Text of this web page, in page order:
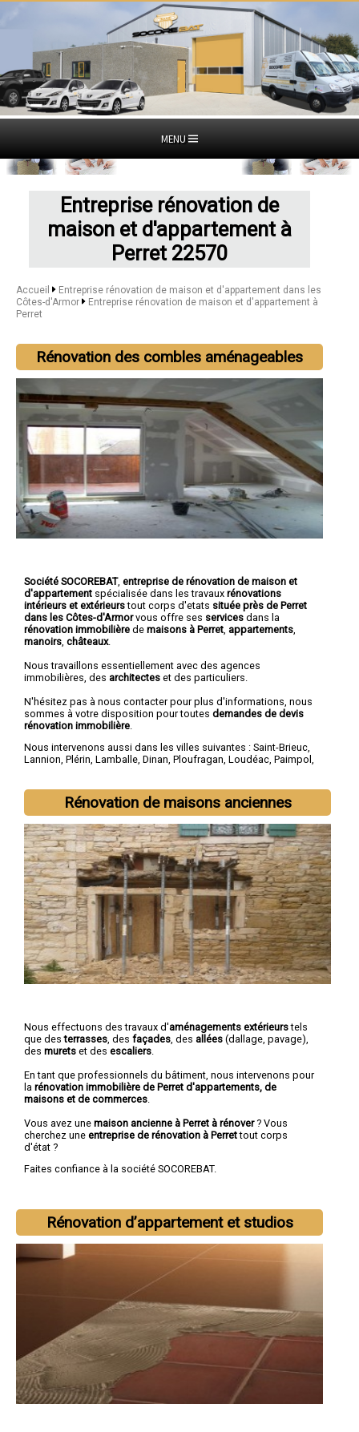
MENU
Entreprise rénovation de
maison et d'appartement à
Perret 22570
Accueil
Entreprise rénovation de maison et d'appartement dans les
Côtes-d'Armor
Entreprise rénovation de maison et d'appartement à
Perret
Rénovation des combles aménageables
Société SOCOREBAT, entreprise de rénovation de maison et
d'appartement spécialisée dans les travaux rénovations
intérieurs et extérieurstout corps d'etats située près de Perret
dans les Côtes-d'Armorvous offre ses services dans la
rénovation immobilière de maisons à Perret appartements
manoirs châteaux.
Nous travaillons essentiellement avec des agences
immobilières, des architectes et des particuliers.
N'hésitez pas à nous contacter pour plus d'informations, nous
sommes à votre disposition pour toutes demandes de devis
rénovation immobilière
Nous intervenons aussi dans les villes suivantes : Saint-Brieuc,
Lannion, Plérin, Lamballe, Dinan, Ploufragan, Loudéac, Paimpol ,
Rénovation de maisons anciennes
Nous effectuons des travaux d'aménagements extérieurstels
que desterrasses , des façades , des allées (dallage, pavage),
des murets et des escaliers
En tant que professionnels du bâtiment, nous intervenons pour
la rénovation immobilière de Perret d'appartements, de
maisons et de commerces
Vous avez une maison ancienne à Perret à rénover? Vous
cherchez une entreprise de rénovation à Perrettout corps
d'état ?
Faites confiance à la société SOCOREBAT.
Rénovation d’appartement et studios